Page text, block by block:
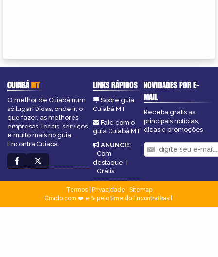
CUIABÁMT
O melhor de Cuiabá num
só lugar! Dicas, onde ir, o
que fazer, as melhores
empresas, locais, serviços
e muito mais no guia
Encontra Cuiabá.
LINKS RÁPIDOS
Sobre guia
Cuiabá MT
Fale com o
guia Cuiabá MT
ANUNCIE:
Com
destaque
Grátis
NOVIDADES POR E-
MAIL
Receba grátis as
principais notícias,
dicas e promoções
Termos| Privacidade
Sitemap
Criado com ❤️ e ☕ pelo time do EncontraBrasil